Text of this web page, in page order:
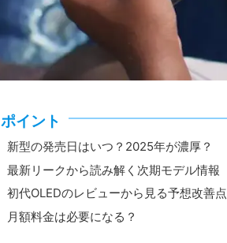
ポイント
新型の発売日はいつ？2025年が濃厚？
最新リークから読み解く次期モデル情報
初代OLEDのレビューから見る予想改善点
月額料金は必要になる？